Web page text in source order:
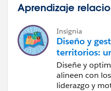
Aprendizaje
Insignia
Diseño y
territorios:
rápido
Diseñe y
alineen con
liderazgo y